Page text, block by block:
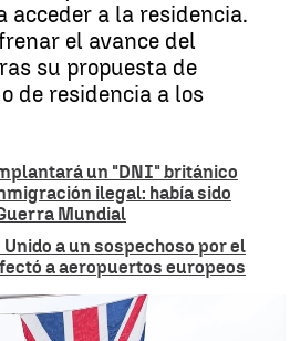
acceder a la residencia.
el avance del
su propuesta de
de residencia a los
un "DNI" británico
ilegal: había sido
Mundial
Unido a un sospechoso por el
a aeropuertos europeos
“contribución a la sociedad” para
en Reino Unido |